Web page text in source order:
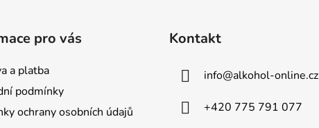
pro vás
a platba
podmínky
ochrany osobních údajů
Kontakt
info@alkohol-online.cz
+420 775 791 077